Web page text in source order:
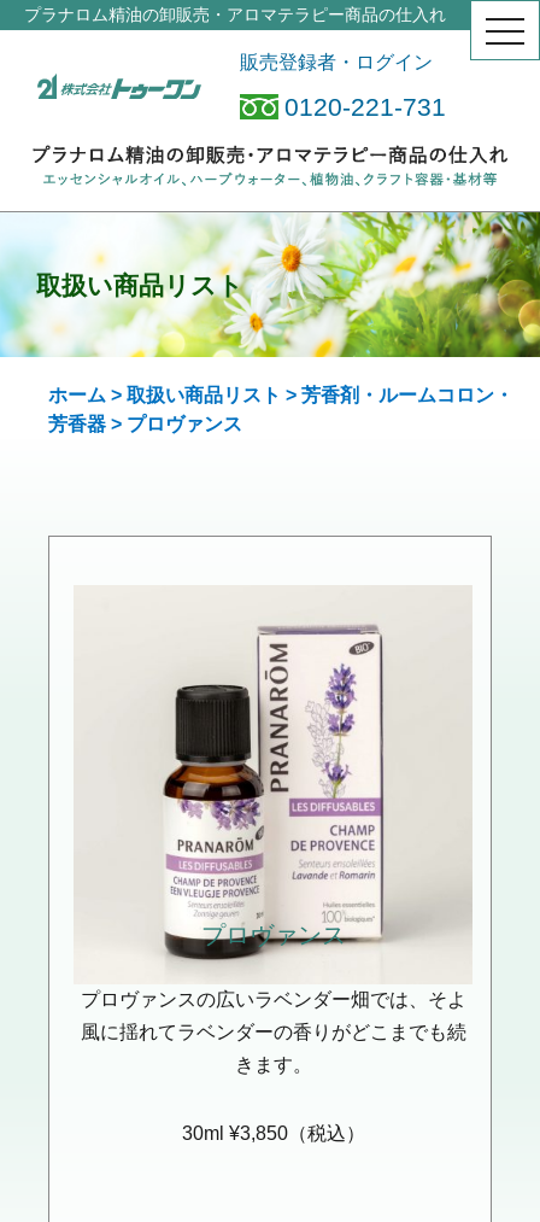
プラナロム精油の卸販売・アロマテラピー商品の仕入れ
販売登録者・ログイン
0120-221-731
取扱い商品リスト
ホーム > 取扱い商品リスト > 芳香剤・ルームコロン・
芳香器 > プロヴァンス
プロヴァンス
プロヴァンスの広いラベンダー畑では、そよ
風に揺れてラベンダーの香りがどこまでも続
きます。
30ml ¥3,850（税込）